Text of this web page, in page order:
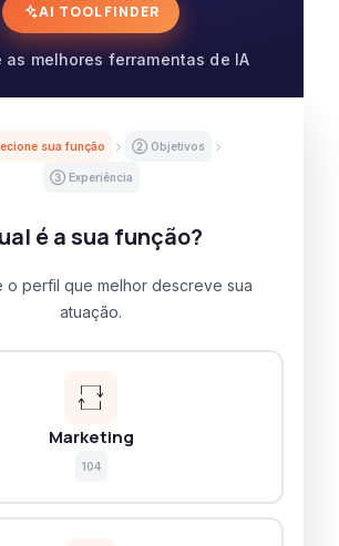
AI TOOL FINDER
as melhores ferramentas de IA
sua função ② Objetivos
③ Experiência
é a sua função?
o perfil que melhor descreve sua
atuação.
Marketing
104